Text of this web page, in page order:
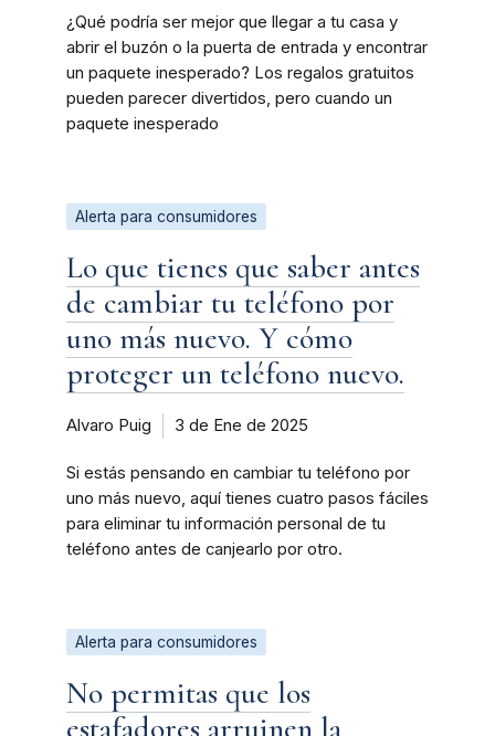
¿Qué podría ser mejor que llegar a tu casa y
abrir el buzón o la puerta de entrada y encontrar
un paquete inesperado? Los regalos gratuitos
pueden parecer divertidos, pero cuando un
paquete inesperado
Alerta para consumidores
Lo que tienes que saber antes
de cambiar tu teléfono por
uno más nuevo. Y cómo
proteger un teléfono nuevo.
Alvaro Puig 3 de Ene de 2025
Si estás pensando en cambiar tu teléfono por
uno más nuevo, aquí tienes cuatro pasos fáciles
para eliminar tu información personal de tu
teléfono antes de canjearlo por otro.
Alerta para consumidores
No permitas que los
estafadores arruinen la